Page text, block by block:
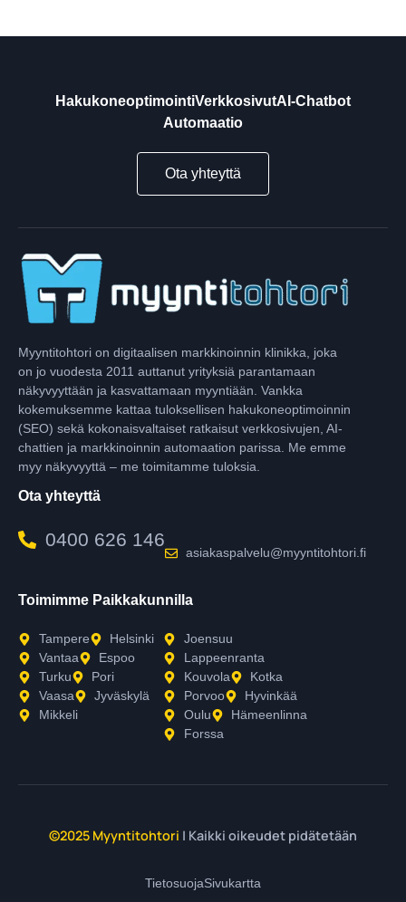
HakukoneoptimointiVerkkosivutAI-Chatbot
Automaatio
Ota yhteyttä
Myyntitohtori on digitaalisen markkinoinnin klinikka, joka
on jo vuodesta 2011 auttanut yrityksiä parantamaan
näkyvyyttään ja kasvattamaan myyntiään. Vankka
kokemuksemme kattaa tuloksellisen hakukoneoptimoinnin
(SEO) sekä kokonaisvaltaiset ratkaisut verkkosivujen, AI-
chattien ja markkinoinnin automaation parissa. Me emme
myy näkyvyyttä – me toimitamme tuloksia.
Ota yhteyttä
0400 626 146
asiakaspalvelu@myyntitohtori.fi
Toimimme Paikkakunnilla
Tampere
Helsinki
Vantaa
Espoo
Turku
Pori
Vaasa
Jyväskylä
Mikkeli
Joensuu
Lappeenranta
Kouvola
Kotka
Porvoo
Hyvinkää
Oulu
Hämeenlinna
Forssa
©2025 Myyntitohtori | Kaikki oikeudet pidätetään
TietosuojaSivukartta